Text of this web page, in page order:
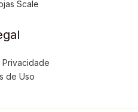
Scale
de Uso